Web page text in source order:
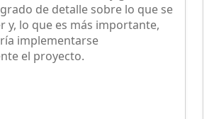
de detalle sobre lo que se
y, lo que es más importante,
implementarse
el proyecto.